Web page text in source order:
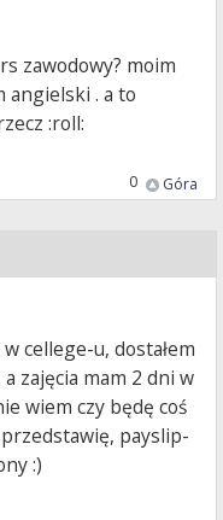
zawodowy? moim
angielski . a to
:roll:
Góra
0
cellege-u, dostałem
zajęcia mam 2 dni w
wiem czy będę coś
przedstawię, payslip-
:)